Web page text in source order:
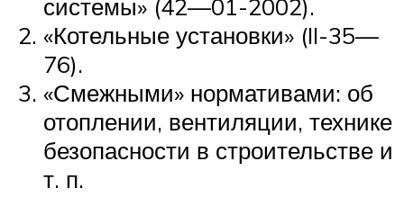
системы» (42—01-2002).
«Котельные установки» (II-35—
76).
«Смежными» нормативами: об
отоплении, вентиляции, технике
безопасности в строительстве и
т. п.